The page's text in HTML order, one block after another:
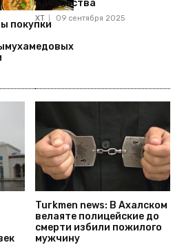
покупки
начальства
ХТ 09 сентября 2025
Turkmen news: В Ахалском
велаяте полицейские до
смерти избили пожилого
мужчину